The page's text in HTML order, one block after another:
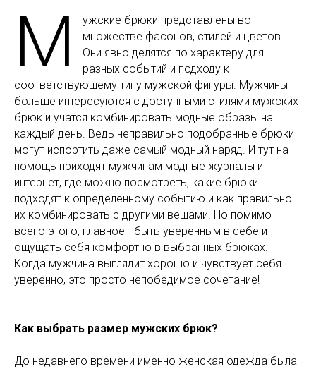
М
ужские брюки представлены во
множестве фасонов, стилей и цветов.
Они явно делятся по характеру для
разных событий и подходу к
соответствующему типу мужской фигуры. Мужчины
больше интересуются с доступными стилями мужских
брюк и учатся комбинировать модные образы на
каждый день. Ведь неправильно подобранные брюки
могут испортить даже самый модный наряд. И тут на
помощь приходят мужчинам модные журналы и
интернет, где можно посмотреть, какие брюки
подходят к определенному событию и как правильно
их комбинировать с другими вещами. Но помимо
всего этого, главное - быть уверенным в себе и
ощущать себя комфортно в выбранных брюках.
Когда мужчина выглядит хорошо и чувствует себя
уверенно, это просто непобедимое сочетание!
Как выбрать размер мужских брюк?
До недавнего времени именно женская одежда была